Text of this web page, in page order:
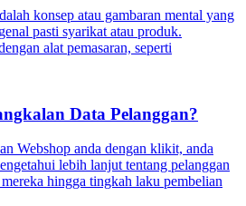
konsep atau gambaran mental yang
pasti syarikat atau produk.
alat pemasaran, seperti
Data Pelanggan?
Webshop anda dengan klikit, anda
lebih lanjut tentang pelanggan
hingga tingkah laku pembelian